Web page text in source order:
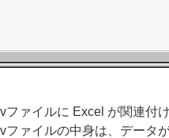
ァイルに Excel が関連付
ァイルの中身は、データ